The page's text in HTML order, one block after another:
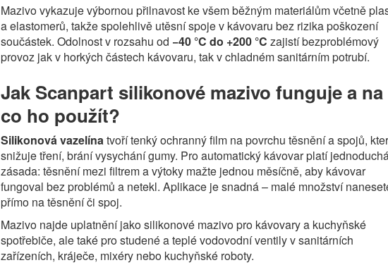
Mazivo vykazuje výbornou přilnavost ke všem běžným materiálům včetně
a elastomerů, takže spolehlivě utěsní spoje v kávovaru bez rizika poškození
součástek. Odolnost v rozsahu od −40 °C do +200 °C zajistí bezproblémový
provoz jak v horkých částech kávovaru, tak v chladném sanitárním potrubí.
Jak Scanpart silikonové mazivo funguje a na
co ho použít?
Silikonová vazelínatvoří tenký ochranný film na povrchu těsnění a spojů,
snižuje tření, brání vysychání gumy. Pro automatický kávovar platí
zásada: těsnění mezi filtrem a výtoky mažte jednou měsíčně, aby kávovar
fungoval bez problémů a netekl. Aplikace je snadná – malé množství
přímo na těsnění či spoj.
Mazivo najde uplatnění jako silikonové mazivo pro kávovary a kuchyňské
spotřebiče, ale také pro studené a teplé vodovodní ventily v sanitárních
zařízeních, kráječe, mixéry nebo kuchyňské roboty.